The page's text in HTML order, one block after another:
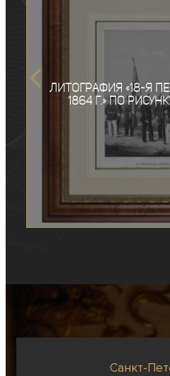
Литография «18-я
1864 г.» по
Санкт-